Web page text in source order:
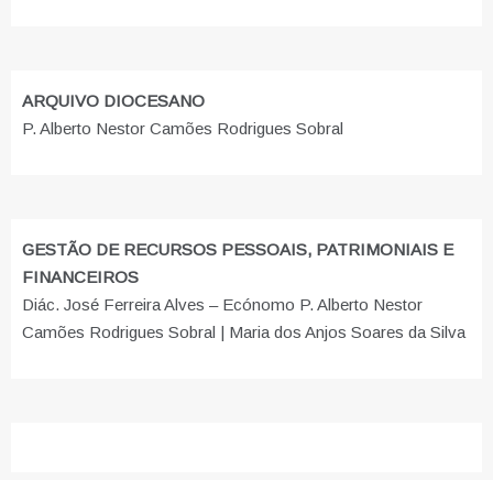
ARQUIVO DIOCESANO
P. Alberto Nestor Camões Rodrigues Sobral
GESTÃO DE RECURSOS PESSOAIS, PATRIMONIAIS E
FINANCEIROS
Diác. José Ferreira Alves – Ecónomo P. Alberto Nestor
Camões Rodrigues Sobral | Maria dos Anjos Soares da Silva